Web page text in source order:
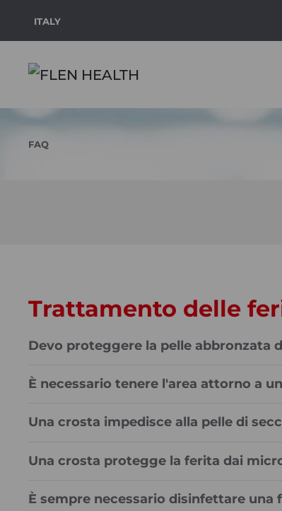
ITALY
FAQ
Trattamento delle
Devo proteggere la pelle abbronzata
È necessario tenere l'area attorno a
Una crosta impedisce alla pelle di
Una crosta protegge la ferita dai
È sempre necessario disinfettare una